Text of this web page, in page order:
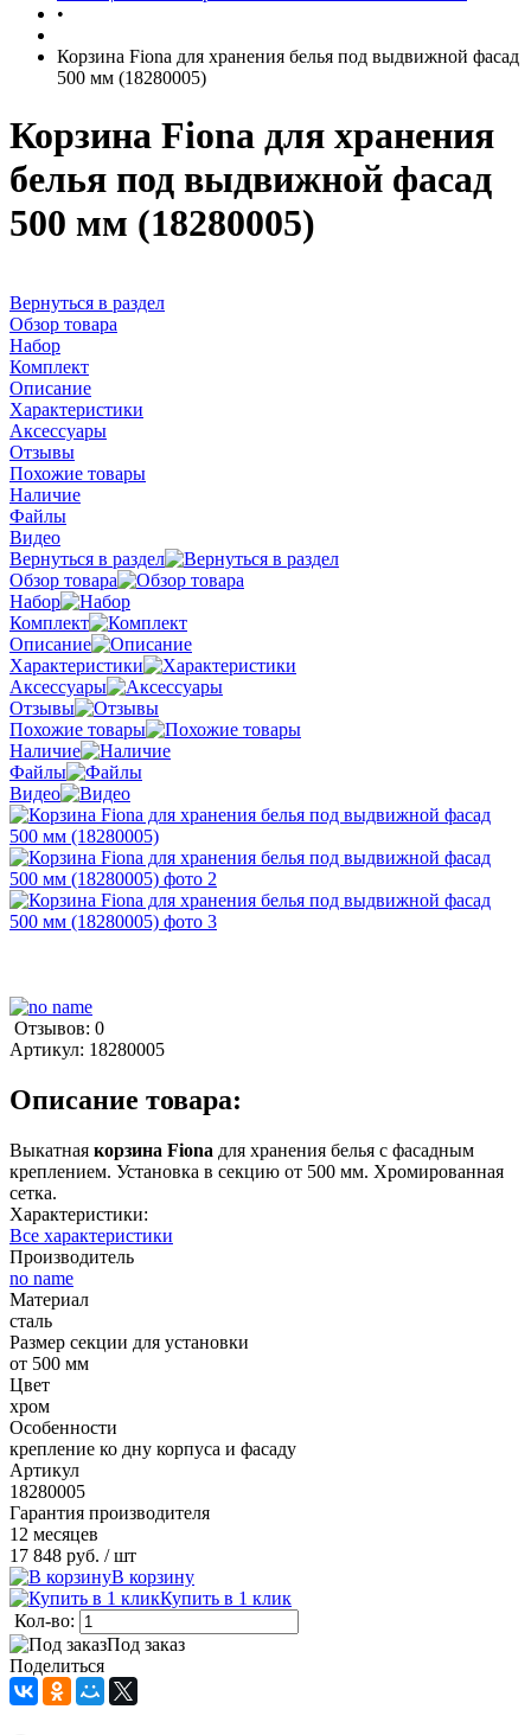
•
Корзина Fiona для хранения белья под выдвижной фасад
500 мм (18280005)
Корзина Fiona для хранения
белья под выдвижной фасад
500 мм (18280005)
Вернуться в раздел
Обзор товара
Набор
Комплект
Описание
Характеристики
Аксессуары
Отзывы
Похожие товары
Наличие
Файлы
Видео
Вернуться в раздел
Обзор товара
Набор
Комплект
Описание
Характеристики
Аксессуары
Отзывы
Похожие товары
Наличие
Файлы
Видео
Отзывов: 0
Артикул: 18280005
Описание товара:
Выкатная корзина Fiona для хранения белья с фасадным
креплением. Установка в секцию от 500 мм. Хромированная
сетка.
Характеристики:
Все характеристики
Производитель
no name
Материал
сталь
Размер секции для установки
от 500 мм
Цвет
хром
Особенности
крепление ко дну корпуса и фасаду
Артикул
18280005
Гарантия производителя
12 месяцев
17 848 руб. / шт
В корзину
Купить в 1 клик
Кол-во:
Под заказ
Поделиться